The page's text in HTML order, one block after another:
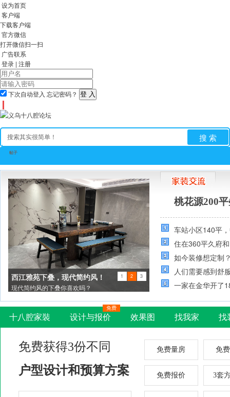
设为首页
客户端
下载客户端
官方微信
打开微信扫一扫
广告联系
登录 | 注册
下次自动登入 忘记密码？
帖子
搜 索
全站首页 论坛 房产 相亲 亲子
西江雅苑下叠，现代简约风！
现代简约风的下叠你喜欢吗？
1 2 3
桃花源200
车站小区140平
住在360平久府
如今装修想定制
人们需要感到舒
一家在金华开了
十八腔家裝 设计与报价
免费
效果图 找我家 找